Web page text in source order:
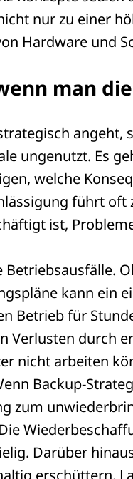
nur zu einer
Hardware und
man
angeht,
ungenutzt. Es
welche
führt oft
ist,
kann ein
Betrieb für
Verlusten durch
nicht arbeiten
Backup-
zum
Darüber
erschüttern.